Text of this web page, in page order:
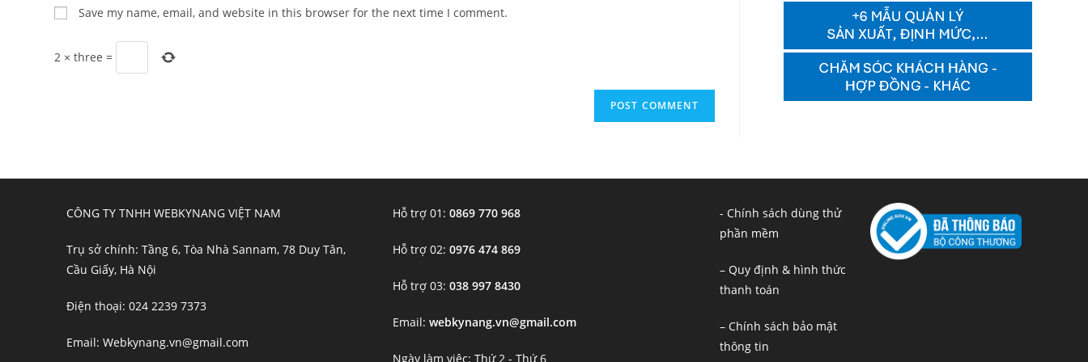
name
or
to
Save my name, email, and website in this browser for the next time I comment.
2 ×three =
CÔNG TY TNHH WEBKYNANG VIỆT NAM
Trụ sở chính: Tầng 6, Tòa Nhà Sannam, 78 Duy Tân,
Cầu Giấy, Hà Nội
Điện thoại: 024 2239 7373
Email: Webkynang.vn@gmail.com
Hỗ trợ 01:0869 770 968
Hỗ trợ 02:0976 474 869
Hỗ trợ 03:038 997 8430
Email:webkynang.vn@gmail.com
Ngày làm việc: Thứ 2 - Thứ 6
- Chính sách dùng thử
phần mềm
– Quy định & hình thức
thanh toán
– Chính sách bảo mật
thông tin